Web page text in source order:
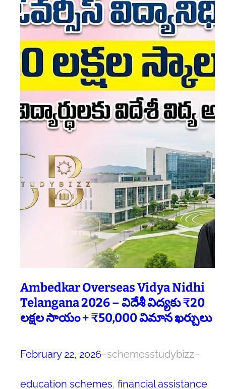
Ambedkar Overseas Vidya Nidhi
Telangana 2026 – విదేశీ విద్యకు ₹20
లక్షల సాయం + ₹50,000 విమాన ఖర్చులు
February 22, 2026–schemesstudybizz–
education schemes, financial assistance